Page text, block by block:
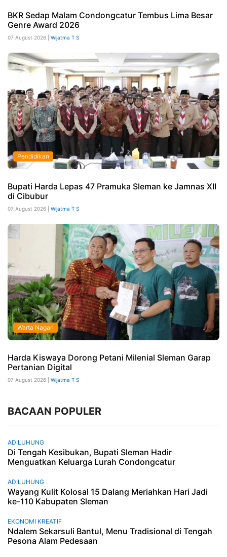
BKR Sedap Malam Condongcatur Tembus Lima Besar
Genre Award 2026
07 August 2026 | Wijatma T S
Pendidikan
Bupati Harda Lepas 47 Pramuka Sleman ke Jamnas XII
di Cibubur
07 August 2026 | Wijatma T S
Warta Nagari
Harda Kiswaya Dorong Petani Milenial Sleman Garap
Pertanian Digital
07 August 2026 | Wijatma T S
BACAAN POPULER
ADILUHUNG
Di Tengah Kesibukan, Bupati Sleman Hadir
Menguatkan Keluarga Lurah Condongcatur
ADILUHUNG
Wayang Kulit Kolosal 15 Dalang Meriahkan Hari Jadi
ke-110 Kabupaten Sleman
EKONOMI KREATIF
Ndalem Sekarsuli Bantul, Menu Tradisional di Tengah
Pesona Alam Pedesaan